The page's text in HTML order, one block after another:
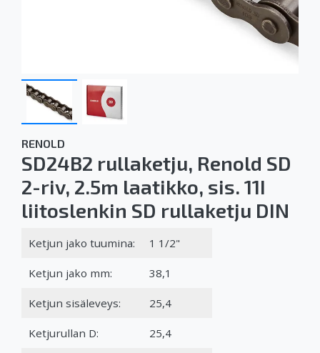
RENOLD
SD24B2 rullaketju, Renold SD
2-riv, 2.5m laatikko, sis. 11I
liitoslenkin SD rullaketju DIN
Ketjun jako tuumina: 1 1/2"
Ketjun jako mm: 38,1
Ketjun sisäleveys: 25,4
Ketjurullan D: 25,4